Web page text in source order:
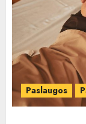
Paslaugos